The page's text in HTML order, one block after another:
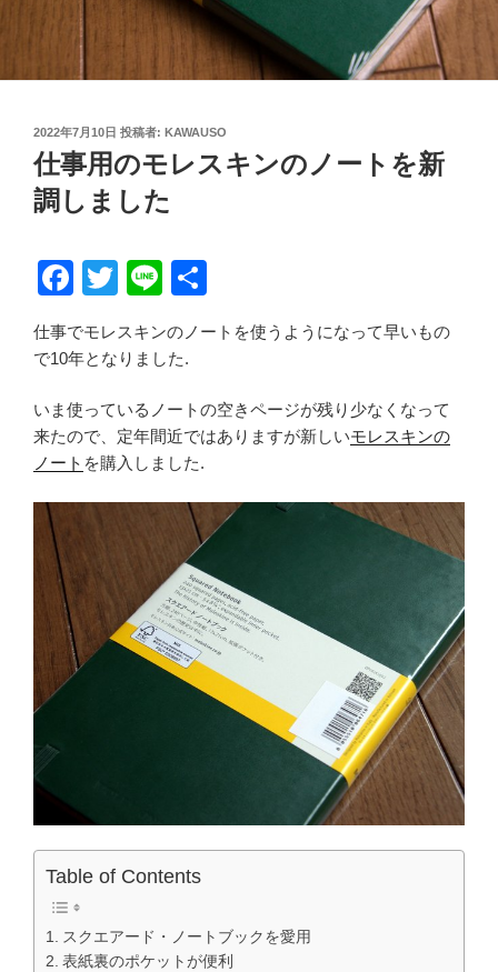
投
稿
日:
2022年7月10日 投稿者: KAWAUSO
仕事用のモレスキンのノートを新
調しました
F
c
b
o
k
T
tt
Li
e
仕事でモレスキンのノートを使うようになって早いもの
で10年となりました.
いま使っているノートの空きページが残り少なくなって
来たので、定年間近ではありますが新しいモレスキンの
ノート を購入しました.
Table of Contents
スクエアード・ノートブックを愛用
表紙裏のポケットが便利